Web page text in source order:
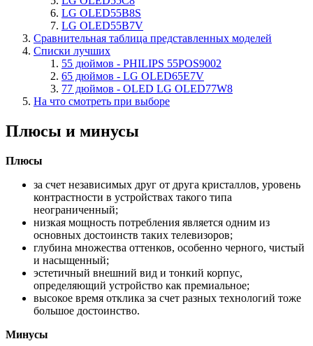
LG OLED55B8S
LG OLED55B7V
Сравнительная таблица представленных моделей
Списки лучших
55 дюймов - PHILIPS 55POS9002
65 дюймов - LG OLED65E7V
77 дюймов - OLED LG OLED77W8
На что смотреть при выборе
Плюсы и минусы
Плюсы
за счет независимых друг от друга кристаллов, уровень
контрастности в устройствах такого типа
неограниченный;
низкая мощность потребления является одним из
основных достоинств таких телевизоров;
глубина множества оттенков, особенно черного, чистый
и насыщенный;
эстетичный внешний вид и тонкий корпус,
определяющий устройство как премиальное;
высокое время отклика за счет разных технологий тоже
большое достоинство.
Минусы